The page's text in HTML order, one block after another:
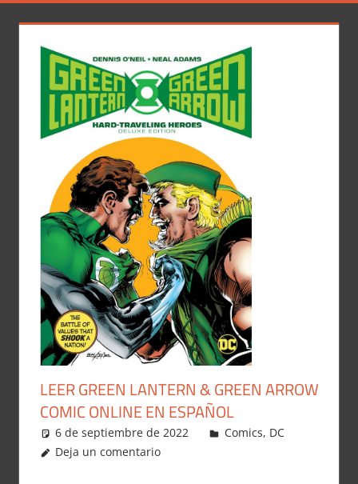
LEER GREEN LANTERN & GREEN ARROW
COMIC ONLINE EN ESPAÑOL
6 de septiembre de 2022 Carlitox Banana
Comics, DC
Deja un comentario